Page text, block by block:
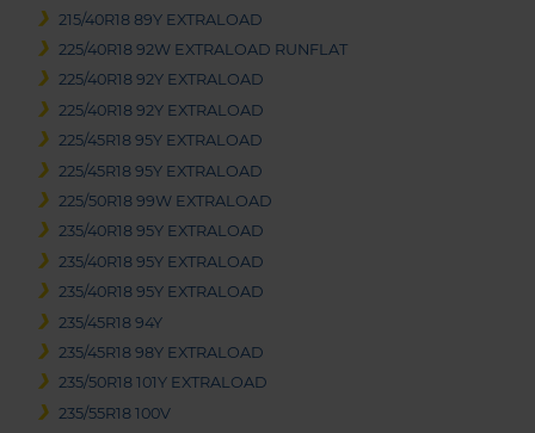
215/40R18 89Y EXTRALOAD
225/40R18 92W EXTRALOAD RUNFLAT
225/40R18 92Y EXTRALOAD
225/40R18 92Y EXTRALOAD
225/45R18 95Y EXTRALOAD
225/45R18 95Y EXTRALOAD
225/50R18 99W EXTRALOAD
235/40R18 95Y EXTRALOAD
235/40R18 95Y EXTRALOAD
235/40R18 95Y EXTRALOAD
235/45R18 94Y
235/45R18 98Y EXTRALOAD
235/50R18 101Y EXTRALOAD
235/55R18 100V